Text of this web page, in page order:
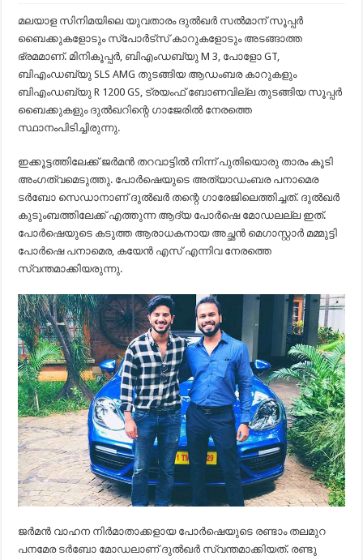
മലയാള സിനിമയിലെ യുവതാരം ദുല്‍ഖര്‍ സല്‍മാന് സൂപ്പര്‍
ബൈക്കുകളോടും സ്‌പോര്‍ട്‌സ് കാറുകളോടും അടങ്ങാത്ത
ഭ്രമമാണ്. മിനികൂപ്പര്‍, ബിഎംഡബ്യു M 3, പോളോ GT,
ബിഎംഡബ്യു SLS AMG തുടങ്ങിയ ആഡംബര കാറുകളും
ബിഎംഡബ്യു R 1200 GS, ട്രയംഫ് ബോണവില്ല തുടങ്ങിയ സൂപ്പര്‍
ബൈക്കുകളും ദുല്‍ഖറിന്റെ ഗാജേരില്‍ നേരത്തെ
സ്ഥാനംപിടിച്ചിരുന്നു.
ഇക്കൂട്ടത്തിലേക്ക് ജര്‍മന്‍ തറവാട്ടില്‍ നിന്ന് പുതിയൊരു താരം കൂടി
അംഗത്വമെടുത്തു. പോര്‍ഷെയുടെ അത്യാഡംബര പനാമെര
ടര്‍ബോ സെഡാനാണ് ദുല്‍ഖര്‍ തന്റെ ഗാരേജിലെത്തിച്ചത്. ദുല്‍ഖര്‍
കുടുംബത്തിലേക്ക് എത്തുന്ന ആദ്യ പോര്‍ഷെ മോഡലല്ല ഇത്.
പോര്‍ഷെയുടെ കടുത്ത ആരാധകനായ അച്ഛന്‍ മെഗാസ്റ്റാര്‍ മമ്മുട്ടി
പോര്‍ഷെ പനാമെര, കയേന്‍ എസ് എന്നിവ നേരത്തെ
സ്വന്തമാക്കിയരുന്നു.
ജര്‍മന്‍ വാഹന നിര്‍മാതാക്കളായ പോര്‍ഷെയുടെ രണ്ടാം തലമുറ
പനമേര ടര്‍ബോ മോഡലാണ് ദുല്‍ഖര്‍ സ്വന്തമാക്കിയത്. രണ്ടു